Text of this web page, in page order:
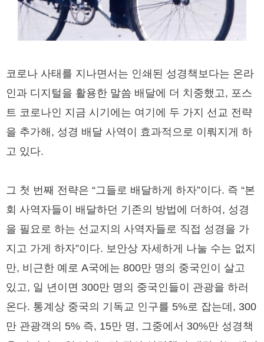
코로나 사태를 지나면서는 인쇄된 성경책보다는 온라
인과 디지털을 활용한 말씀 배달에 더 치중했고, 포스
트 코로나인 지금 시기에는 여기에 두 가지 선교 전략
을 추가해, 성경 배달 사역이 효과적으로 이뤄지게 하
고 있다.
그 첫 번째 전략은 “그들로 배달하게 하자”이다. 즉 “본
회 사역자들이 배달하던 기존의 방법에 더하여, 성경
을 필요로 하는 선교지의 사역자들로 직접 성경을 가
지고 가게 하자”이다. 보안상 자세하게 나눌 수는 없지
만, 비근한 예로 A국에는 800만 명의 중국인이 살고
있고, 일 년이면 300만 명의 중국인들이 관광을 하러
온다. 통계상 중국의 기독교 인구를 5%로 잡는데, 300
만 관광객의 5% 즉, 15만 명, 그중에서 30%만 성경책